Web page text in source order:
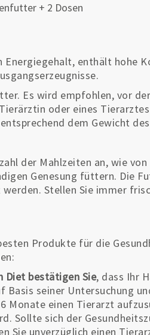
+ 2 Dosen
enthält hohe
Es wird empfohlen, vor
oder eines
dem Gewicht
der Mahlzeiten an, wie
Genesung füttern. Die
Stellen Sie immer
Produkte für die
Diet bestätigen Sie, dass Ihr
seiner Untersuchung
Monate einen Tierarzt
Sollte sich der
Sie unverzüglich einen